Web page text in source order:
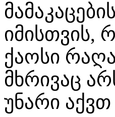
იმისთვის,
ქაოსი
მხრივაც
უნარი აქვთ